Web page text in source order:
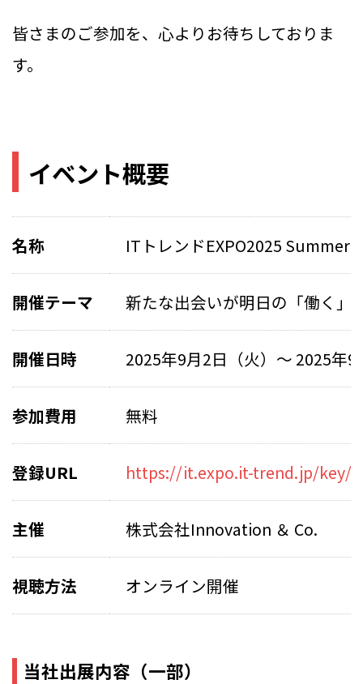
皆さまのご参加を、心よりお待ちしておりま
す。
イベント概要
名称 ITトレンドEXPO2025 Summer
開催テーマ 新たな出会いが明日の「働く」
開催日時 2025年9月2日（火）〜 2025年
参加費用 無料
登録URL https://it.expo.it-trend.jp/key/
主催 株式会社Innovation ＆ Co.
視聴方法 オンライン開催
当社出展内容（一部）